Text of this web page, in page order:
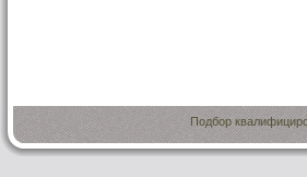
Подбор